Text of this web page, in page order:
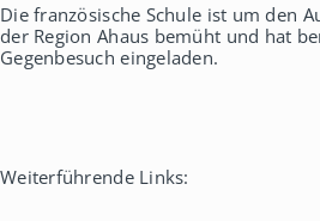
Die französische Schule ist um den
der Region Ahaus bemüht und hat
Gegenbesuch eingeladen.
Weiterführende Links: